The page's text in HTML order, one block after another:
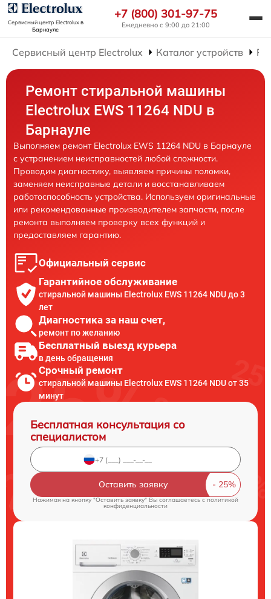
Сервисный центр Electroluxв
Барнауле
+7 (800) 301-97-75
Ежедневно с 9:00 до 21:00
Сервисный центр Electrolux Каталог устройств
Ремонт стиральной машины
Electrolux EWS 11264 NDU в
Барнауле
Выполняем ремонт Electrolux EWS 11264 NDU в Барнауле
с устранением неисправностей любой сложности.
Проводим диагностику, выявляем причины поломки,
заменяем неисправные детали и восстанавливаем
работоспособность устройства. Используем оригинальные
или рекомендованные производителем запчасти, после
ремонта выполняем проверку всех функций и
предоставляем гарантию.
Официальный сервис
Гарантийное обслуживание
стиральной машины Electrolux EWS 11264 NDU до 3
лет
Диагностика за наш счет,
ремонт по желанию
Бесплатный выезд курьера
в день обращения
Срочный ремонт
стиральной машины Electrolux EWS 11264 NDU от 35
минут
Бесплатная консультация со
специалистом
Оставить заявку
Нажимая на кнопку "Оставить заявку" Вы соглашаетесь c политикой
конфиденциальности